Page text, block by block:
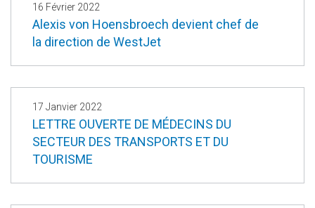
16 Février 2022
Alexis von Hoensbroech devient chef de
la direction de WestJet
17 Janvier 2022
LETTRE OUVERTE DE MÉDECINS DU
SECTEUR DES TRANSPORTS ET DU
TOURISME